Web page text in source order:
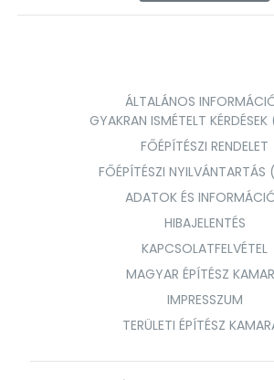
ÁLTALÁNOS
GYAKRAN ISMÉTELT
FŐÉPÍTÉSZI RENDELET
FŐÉPÍTÉSZI NYILVÁNTARTÁS
ADATOK ÉS
HIBAJELENTÉS
KAPCSOLATFELVÉTEL
MAGYAR ÉPÍTÉSZ
IMPRESSZUM
TERÜLETI ÉPÍTÉSZ